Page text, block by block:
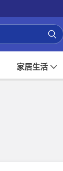
家居生活